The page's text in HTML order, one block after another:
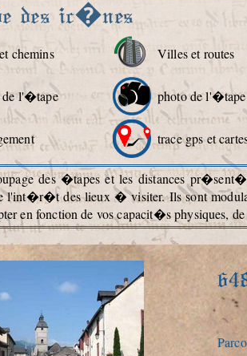
des ic�nes
chemins Villes et routes
de l'�tape photo de l'�tape
trace gps et
des �tapes et les distances
l'int�r�t des lieux � visiter. Ils sont
en fonction de vos capacit�s